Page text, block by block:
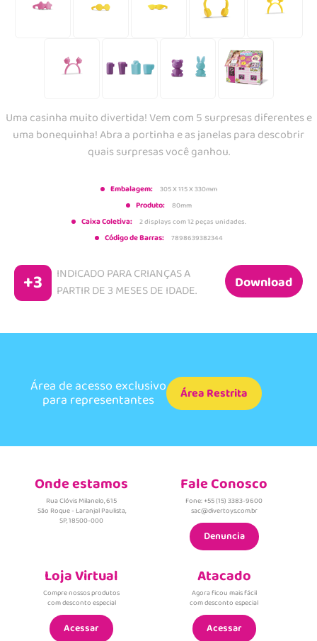
Uma casinha muito divertida! Vem com 5 surpresas diferentes e
uma bonequinha! Abra a portinha e as janelas para descobrir
quais surpresas você ganhou.
Embalagem: 305 X 115 X 330mm
Produto: 80mm
Caixa Coletiva: 2 displays com 12 peças unidades.
Código de Barras: 7898639382344
+3
INDICADO PARA CRIANÇAS A
PARTIR DE 3 MESES DE IDADE. Download
Área de acesso exclusivo
para representantes Área Restrita
Onde estamos
Rua Clóvis Milanelo, 615
São Roque - Laranjal Paulista,
SP, 18500-000
Fale Conosco
Fone: +55 (15) 3383-9600
sac@divertoys.com.br
Denuncia
Loja Virtual
Compre nossos produtos
com desconto especial
Acessar
Atacado
Agora ficou mais fácil
com desconto especial
Acessar